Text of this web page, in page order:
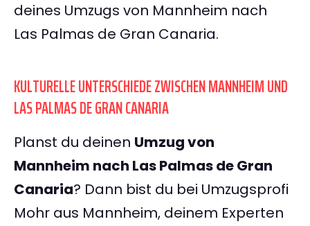
deines Umzugs von Mannheim nach
Las Palmas de Gran Canaria.
KULTURELLE UNTERSCHIEDE ZWISCHEN MANNHEIM UND
LAS PALMAS DE GRAN CANARIA
Planst du deinen Umzug von
Mannheim nach Las Palmas de Gran
Canaria? Dann bist du bei Umzugsprofi
Mohr aus Mannheim, deinem Experten